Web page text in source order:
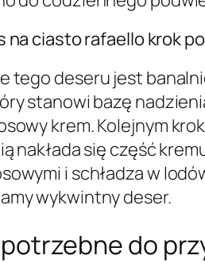
na ciasto rafaello krok
tego deseru jest
stanowi bazę
krem. Kolejnym
nakłada się część
i schładza w
wykwintny deser.
potrzebne do